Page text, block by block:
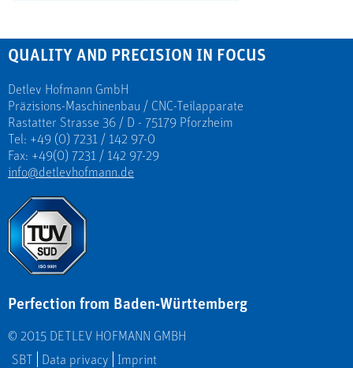
QUALITY AND PRECISION IN FOCUS
Detlev Hofmann GmbH
Präzisions-Maschinenbau / CNC-Teilapparate
Rastatter Strasse 36 / D - 75179 Pforzheim
Tel: +49 (0) 7231 / 142 97-0
Fax: +49(0) 7231 / 142 97-29
info@detlevhofmann.de
Perfection from Baden-Württemberg
© 2015 DETLEV HOFMANN GMBH
SBT
Data privacy Imprint